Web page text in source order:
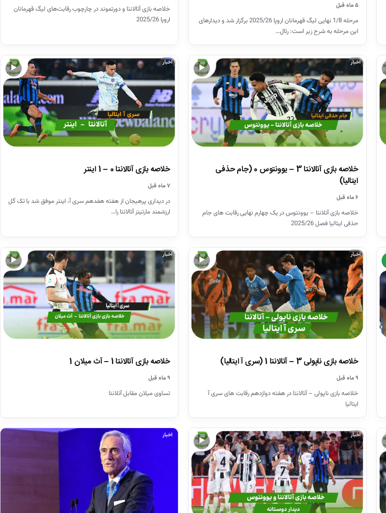
۵ ماه قبل
مرحله 1/8 نهایی لیگ قهرمانان اروپا 2025/26 برگزار شد و دیدارهای
این مرحله به شرح زیر است: رئال…
خلاصه بازی آتالانتا و دورتموند در چارچوب رقابت‌های لیگ قهرمانان
اروپا 2025/26
▶
اخبار
خلاصه بازی آتالانتا 3 – یوونتوس 0 (جام حذفی
ایتالیا)
۶ ماه قبل
خلاصه بازی آتلانتا – یوونتوس در یک چهارم نهایی رقابت های جام
حذفی ایتالیا فصل 2025/26
▶
اخبار
خلاصه بازی آتالانتا 0 – 1 اینتر
۷ ماه قبل
در دیداری پرهیجان از هفته هفدهم سری آ، اینتر موفق شد با تک گل
ارزشمند مارتینز آتالانتا را…
▶
اخبار
خلاصه بازی ناپولی 3 – آتالانتا 1 (سری آ ایتالیا)
۹ ماه قبل
خلاصه بازی ناپولی – آتالانتا در هفته دوازدهم رقابت های سری آ
ایتالیا
▶
اخبار
خلاصه بازی آتالانتا 1 – آث میلان 1
۹ ماه قبل
تساوی میلان مقابل آتلانتا
▶
اخبار اخبار